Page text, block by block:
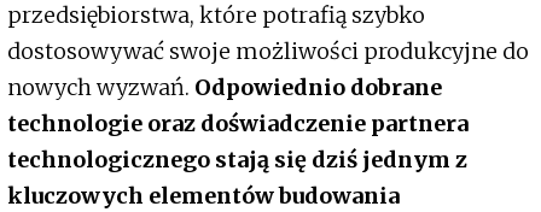
przedsiębiorstwa, które potrafią szybko
dostosowywać swoje możliwości produkcyjne do
nowych wyzwań. Odpowiednio dobrane
technologie oraz doświadczenie partnera
technologicznego stają się dziś jednym z
kluczowych elementów budowania